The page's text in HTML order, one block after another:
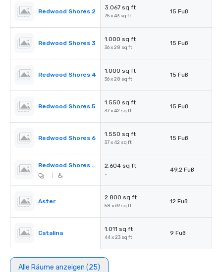
Redwood Shores 2
3.067 sq ft
75 x 43 sq ft
15 Fuß
Redwood Shores 3
1.000 sq ft
36 x 28 sq ft
15 Fuß
Redwood Shores 4
1.000 sq ft
36 x 28 sq ft
15 Fuß
Redwood Shores 5
1.550 sq ft
37 x 42 sq ft
15 Fuß
Redwood Shores 6
1.550 sq ft
37 x 42 sq ft
15 Fuß
Redwood Shores Pre-Function 2.604 sq ft
-
49,2 Fuß
Aster
2.800 sq ft
58 x 69 sq ft
12 Fuß
Catalina
1.011 sq ft
44 x 23 sq ft
9 Fuß
Alle Räume anzeigen (25)